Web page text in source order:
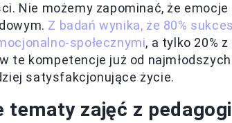
Nie możemy zapominać, że
Z badań wynika, że 80%
społecznymi, a tylko 20%
te kompetencje już od
satysfakcjonujące życie.
tematy zajęć z